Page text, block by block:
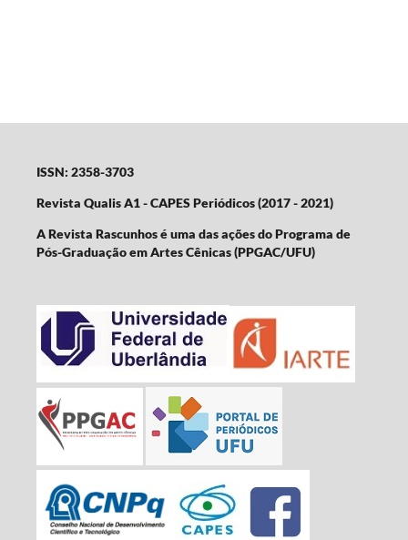
ISSN: 2358-3703
Revista Qualis A1 - CAPES Periódicos (2017 - 2021)
A Revista Rascunhos é uma das ações do Programa de
Pós-Graduação em Artes Cênicas (PPGAC/UFU)